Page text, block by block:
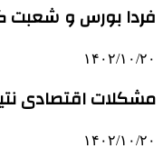
فردا بورس و شعبت
۱۴۰۲/۱۰/۲۰
مشکلات اقتصادی
۱۴۰۲/۱۰/۲۰